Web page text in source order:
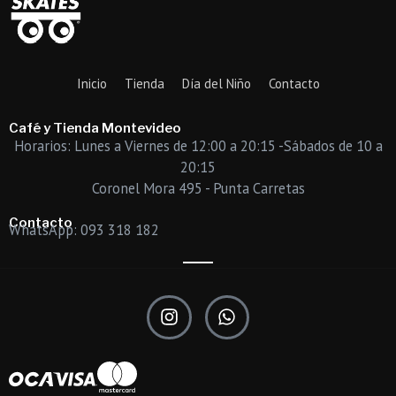
Inicio Tienda Día del Niño Contacto
Café y Tienda Montevideo
Horarios: Lunes a Viernes de 12:00 a 20:15 -Sábados de 10 a
20:15
Coronel Mora 495 - Punta Carretas
Contacto
WhatsApp: 093 318 182
I
n
s
W
h
a